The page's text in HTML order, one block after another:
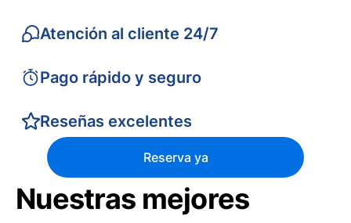
Atención al cliente 24/7
Pago rápido y seguro
Reseñas excelentes
Reserva ya
Nuestras mejores